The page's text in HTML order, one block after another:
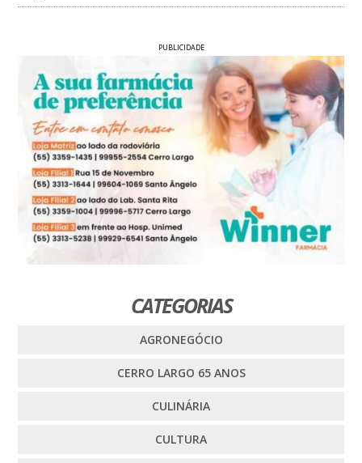
PUBLICIDADE
CATEGORIAS
AGRONEGÓCIO
CERRO LARGO 65 ANOS
CULINÁRIA
CULTURA